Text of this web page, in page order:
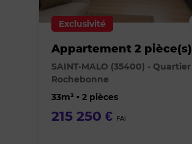
Exclusivité
Appartement 2 pièce(s)
SAINT-MALO (35400) - Quartier
Rochebonne
33m² • 2 pièces
215 250 € FAI